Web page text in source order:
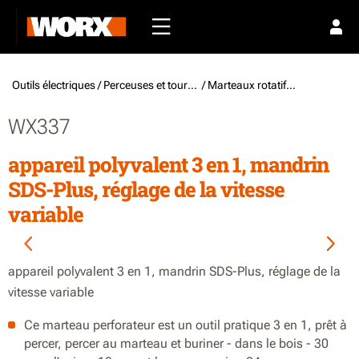
Outils électriques / Perceuses et tournevis / Marteaux rotatifs à fil
WX337
appareil polyvalent 3 en 1, mandrin
SDS-Plus, réglage de la vitesse
variable
appareil polyvalent 3 en 1, mandrin SDS-Plus, réglage de la
vitesse variable
Ce marteau perforateur est un outil pratique 3 en 1, prêt à
percer, percer au marteau et buriner - dans le bois - 30